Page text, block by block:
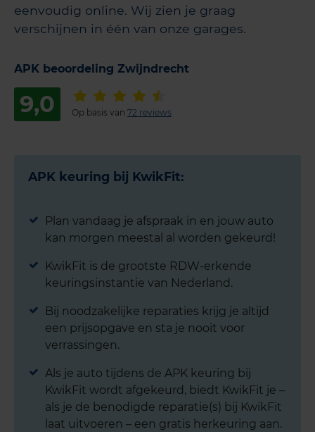
eenvoudig online. Wij zien je graag
verschijnen in één van onze garages.
APK beoordeling Zwijndrecht
9,0 Op basis van 72 reviews
APK keuring bij KwikFit:
Plan vandaag je afspraak in en jouw auto
kan morgen meestal al worden gekeurd!
KwikFit is de grootste RDW-erkende
keuringsinstantie van Nederland.
Bij noodzakelijke reparaties krijg je altijd
een prijsopgave en sta je nooit voor
verrassingen.
Als je auto tijdens de APK keuring bij
KwikFit wordt afgekeurd, biedt KwikFit je –
als je de benodigde reparatie(s) bij KwikFit
laat uitvoeren – een gratis herkeuring aan.